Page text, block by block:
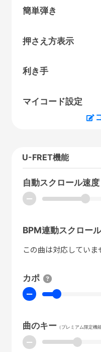
簡単弾き
押さえ方表示
利き手
マイコード設定
U-FRET機能
自動スクロール速度
ー
BPM連動スクロール
この曲は対応していま
カポ
ー
曲のキー（プレミアム限定機能
ー